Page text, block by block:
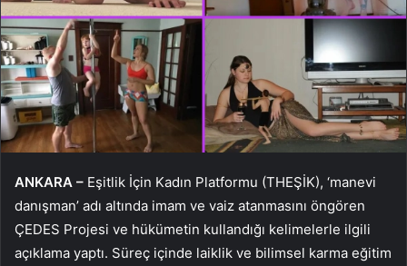
ANKARA – Eşitlik İçin Kadın Platformu (THEŞİK), ‘manevi
danışman’ adı altında imam ve vaiz atanmasını öngören
ÇEDES Projesi ve hükümetin kullandığı kelimelerle ilgili
açıklama yaptı. Süreç içinde laiklik ve bilimsel karma eğitim